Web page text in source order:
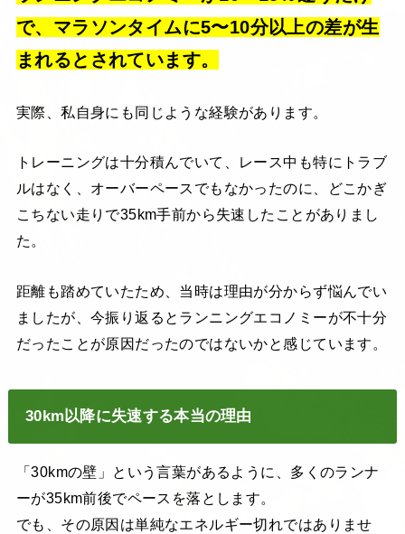
で、マラソンタイムに5〜10分以上の差が生
まれるとされています。
実際、私自身にも同じような経験があります。
トレーニングは十分積んでいて、レース中も特にトラブ
ルはなく、オーバーペースでもなかったのに、どこかぎ
こちない走りで35km手前から失速したことがありまし
た。
距離も踏めていたため、当時は理由が分からず悩んでい
ましたが、今振り返るとランニングエコノミーが不十分
だったことが原因だったのではないかと感じています。
30km以降に失速する本当の理由
「30kmの壁」という言葉があるように、多くのランナ
ーが35km前後でペースを落とします。
でも、その原因は単純なエネルギー切れではありませ